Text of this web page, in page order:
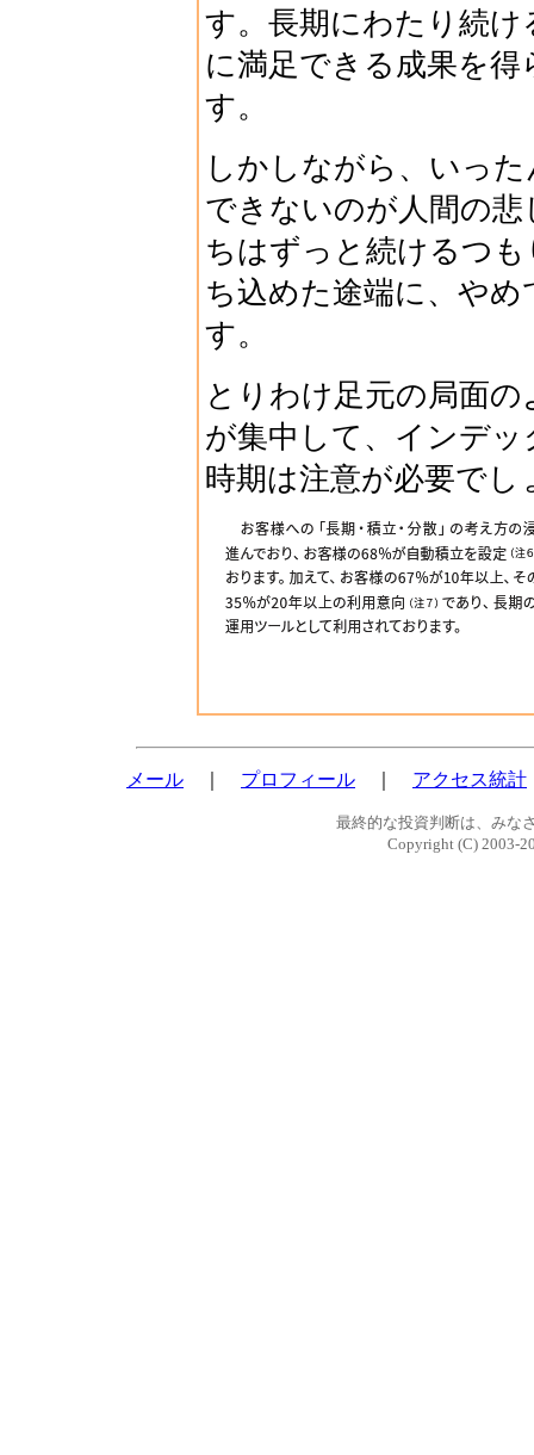
す。長期にわたり続
に満足できる成果を
す。
しかしながら、いっ
できないのが人間の
ちはずっと続けるつ
ち込めた途端に、や
す。
とりわけ足元の局面
が集中して、インデ
時期は注意が必要でし
メール プロフィール アクセス統計
最終的な投資判断は、みな
Copyright (C) 2003-